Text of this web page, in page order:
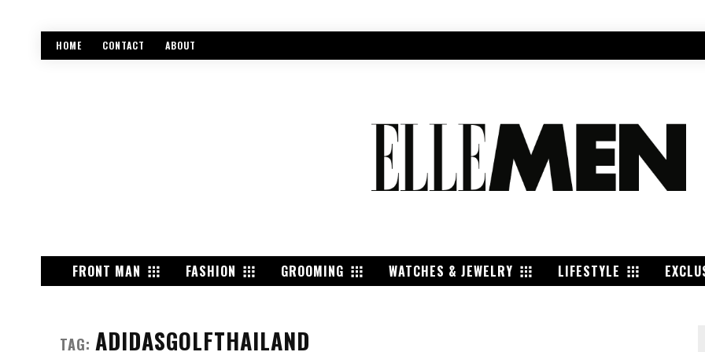
HOME CONTACT ABOUT
FRONT MAN FASHION GROOMING WATCHES & JEWELRY LIFESTYLE
TAG: ADIDASGOLFTHAILAND